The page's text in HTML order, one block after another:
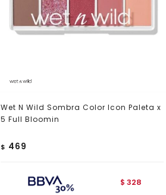
Wet N Wild Sombra Color Icon Paleta x
5 Full Bloomin
$ 469
$ 328